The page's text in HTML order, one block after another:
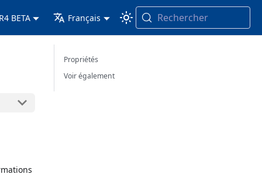
BETA Français Rechercher
Propriétés
Voir également